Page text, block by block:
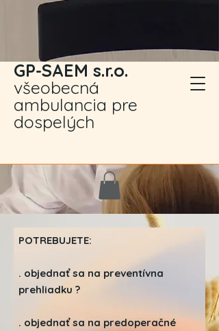
GP-SAEM s.r.o.
všeobecná
ambulancia pre
dospelých
POTREBUJETE:
. objednať sa na preventívna
prehliadku ?
. objednať sa na predoperačné